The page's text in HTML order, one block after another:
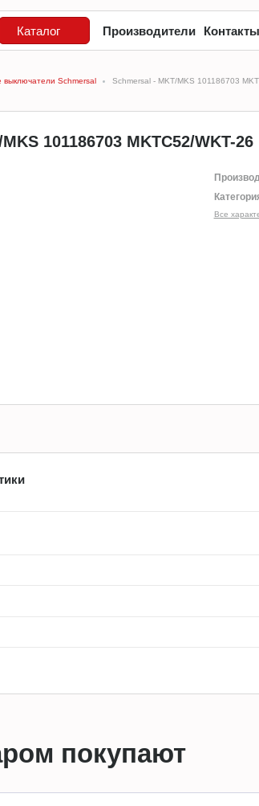
Каталог Производители Контакты
выключатели Schmersal Schmersal - MKT/MKS 101186703
101186703 MKTC52/WKT-26
Все
покупают